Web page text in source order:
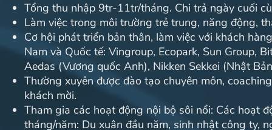
Tổng thu nhập 9tr-11tr/tháng. Chi trả ngày cuối
Làm việc trong môi trường trẻ trung, năng động,
Cơ hội phát triển bản thân, làm việc với khách
Nam và Quốc tế: Vingroup, Ecopark, Sun Group,
Aedas (Vương quốc Anh), Nikken Sekkei (Nhật
Thường xuyên được đào tạo chuyên môn,
khách mời.
Tham gia các hoạt động nội bộ sôi nổi: Các hoạt
tháng/năm: Du xuân đầu năm, sinh nhật công ty,